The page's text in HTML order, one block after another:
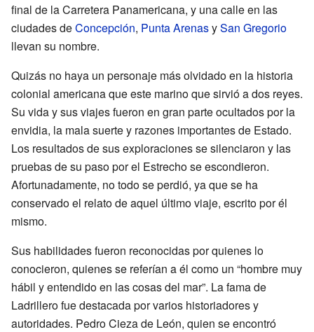
final de la Carretera Panamericana, y una calle en las
ciudades deConcepción, Punta ArenasySan Gregorio
llevan su nombre.
Quizás no haya un personaje más olvidado en la historia
colonial americana que este marino que sirvió a dos reyes.
Su vida y sus viajes fueron en gran parte ocultados por la
envidia, la mala suerte y razones importantes de Estado.
Los resultados de sus exploraciones se silenciaron y las
pruebas de su paso por el Estrecho se escondieron.
Afortunadamente, no todo se perdió, ya que se ha
conservado el relato de aquel último viaje, escrito por él
mismo.
Sus habilidades fueron reconocidas por quienes lo
conocieron, quienes se referían a él como un “hombre muy
hábil y entendido en las cosas del mar”. La fama de
Ladrillero fue destacada por varios historiadores y
autoridades. Pedro Cieza de León, quien se encontró